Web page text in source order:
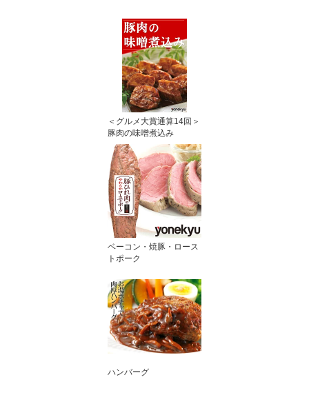
＜グルメ大賞通算14回＞
豚肉の味噌煮込み
ベーコン・焼豚・ロース
トポーク
ハンバーグ